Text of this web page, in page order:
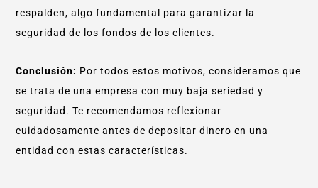
respalden, algo fundamental para garantizar la
seguridad de los fondos de los clientes.
Conclusión: Por todos estos motivos, consideramos que
se trata de una empresa con muy baja seriedad y
seguridad. Te recomendamos reflexionar
cuidadosamente antes de depositar dinero en una
entidad con estas características.